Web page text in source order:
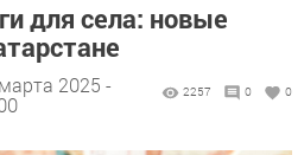
для села: новые
2025 -
2257 0 0